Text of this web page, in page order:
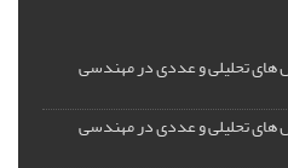
32 نشریه روش های تحلیلی و عددی در مهندسی
30 نشریه روش های تحلیلی و عددی در مهندسی